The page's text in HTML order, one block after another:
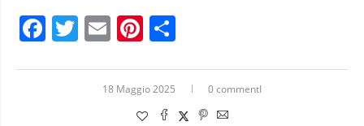
Facebook
Twitter
EmailPinterest
18 Maggio 2025 0 commentI